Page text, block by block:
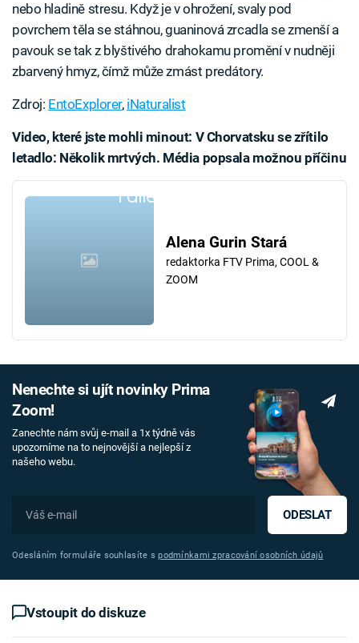
nebo hladině stresu. Když je v ohrožení, svaly pod
povrchem těla se stáhnou, guaninová zrcadla se zmenší a
pavouk se tak z blyštivého drahokamu promění v nudněji
zbarvený hmyz, čímž může zmást predátory.
Zdroj: EntoExplorer, iNaturalist
Video, které jste mohli minout: V Chorvatsku se zřítilo
letadlo: Několik mrtvých. Média popsala možnou příčinu
Failed to fetch
Alena Gurin Stará
redaktorka FTV Prima, COOL &
ZOOM
Nenechte si ujít novinky Prima
Zoom!
Zanechte nám svůj e-mail a 1x týdně vás
upozorníme na to nejnovější a nejlepší z
našeho webu.
ODESLAT
Odesláním formuláře souhlasíte spodmínkami zpracování osobních údajů
Vstoupit do diskuze